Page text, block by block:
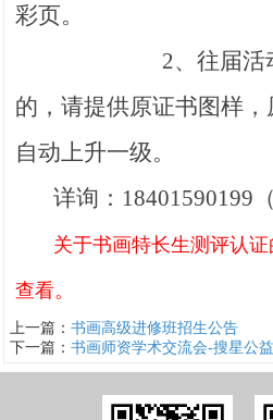
彩页。
2、往届活动中
的，请提供原证书图样
自动上升一级。
详询：18401590199（
关于书画特长生测评认证
查看。
上一篇： 书画高级进修班招生公告
下一篇： 书画师资学术交流会-搜星公益